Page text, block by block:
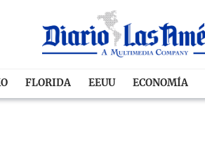
FLORIDA EEUU ECONOMÍA